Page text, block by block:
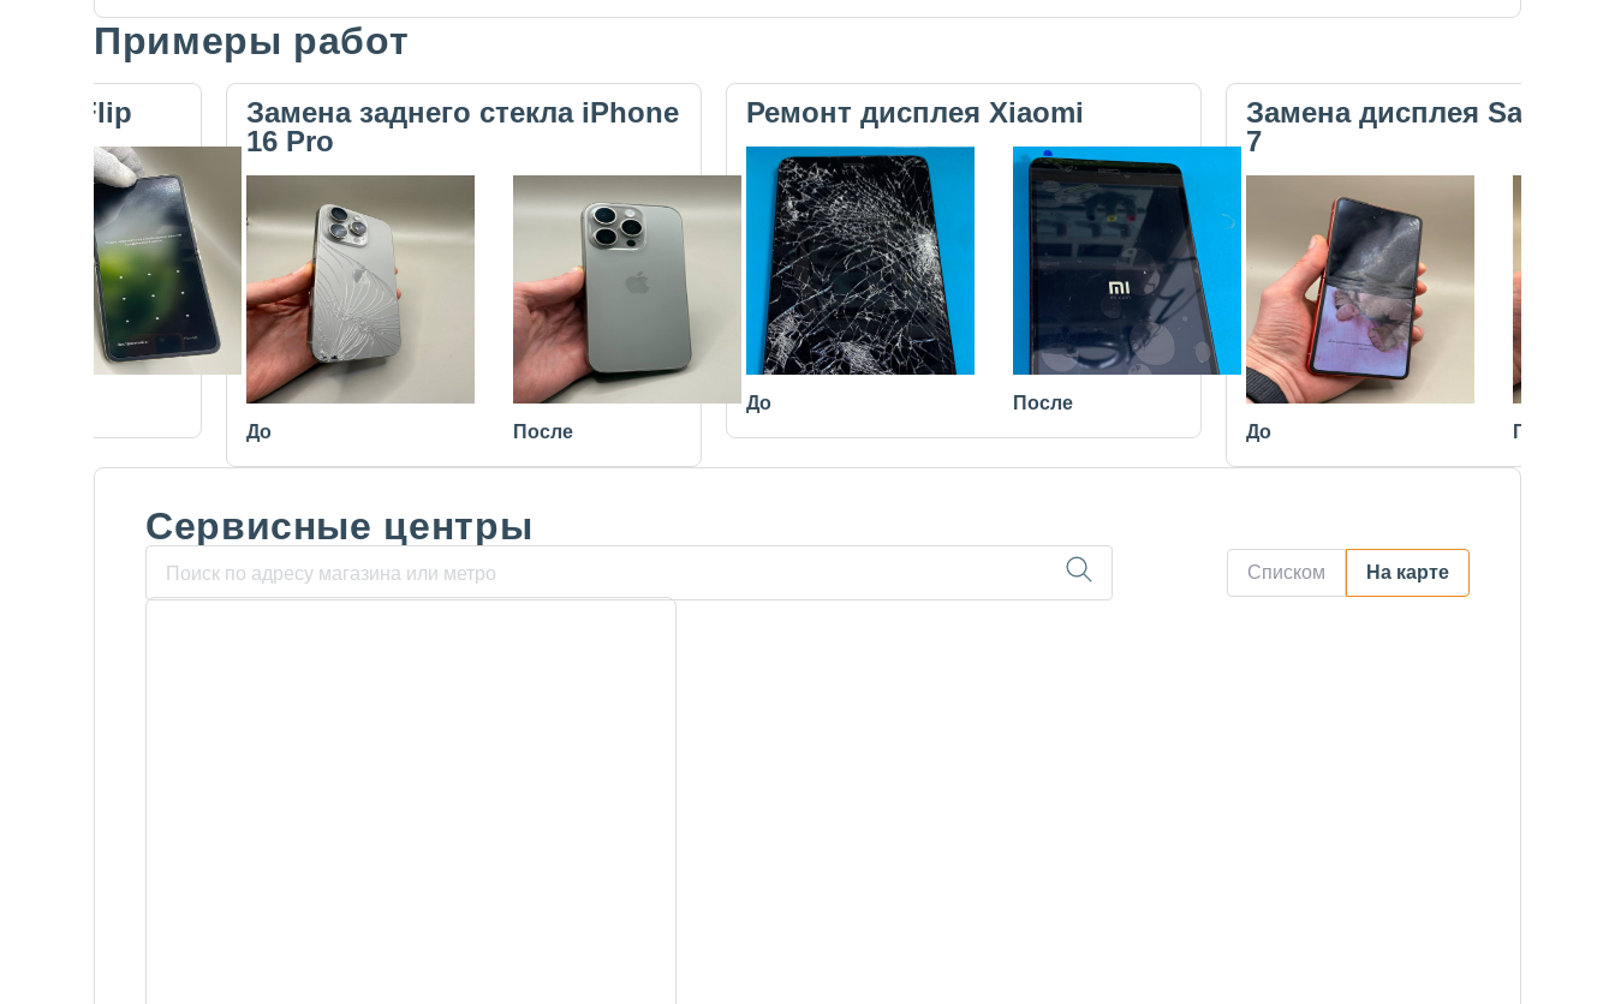
Примеры работ
Flip
Замена заднего стекла iPhone
16 Pro
До После
Ремонт дисплея Xiaomi
До После
Замена дисплея
7
До После
Сервисные центры
Списком На карте